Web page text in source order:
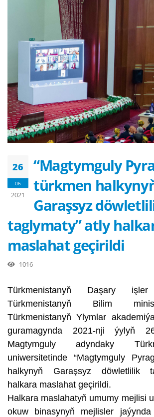
26
06
2021
“Magtymguly
türkmen
Garaşsyz
taglymaty” atly
maslahat geçirildi
1016
Türkmenistanyň Daşary işler
Türkmenistanyň Bilim
Türkmenistanyň Ylymlar
guramagynda 2021-nji ýylyň
Magtymguly adyndaky
uniwersitetinde “Magtymguly
halkynyň Garaşsyz döwletlilik
halkara maslahat geçirildi.
Halkara maslahatyň umumy mejlisi
okuw binasynyň mejlisler